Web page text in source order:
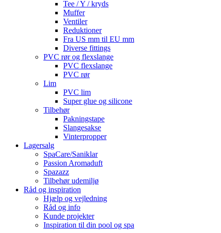
Tee / Y / kryds
Muffer
Ventiler
Reduktioner
Fra US mm til EU mm
Diverse fittings
PVC rør og flexslange
PVC flexslange
PVC rør
Lim
PVC lim
Super glue og silicone
Tilbehør
Pakningstape
Slangesakse
Vinterpropper
Lagersalg
SpaCare/Saniklar
Passion Aromaduft
Spazazz
Tilbehør udemiljø
Råd og inspiration
Hjælp og vejledning
Råd og info
Kunde projekter
Inspiration til din pool og spa